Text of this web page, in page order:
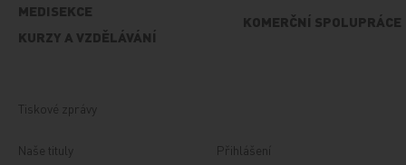
MEDISEKCE
KURZY A VZDĚLÁVÁNÍ
KOMERČNÍ SPOLUPRÁCE
Tiskové zprávy
Naše tituly
Přihlášení